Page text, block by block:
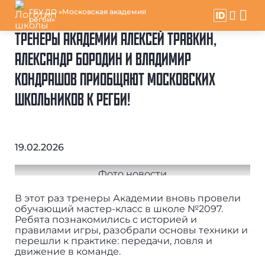
ГБУ ДО «Московская академия
регби»
ТРЕНЕРЫ АКАДЕМИИ АЛЕКСЕЙ ТРАВКИН,
АЛЕКСАНДР БОРОДИН И ВЛАДИМИР
КОНДРАШОВ ПРИОБЩАЮТ МОСКОВСКИХ
ШКОЛЬНИКОВ К РЕГБИ!
19.02.2026
В этот раз тренеры Академии вновь провели
обучающий мастер-класс в школе №2097.
Ребята познакомились с историей и
правилами игры, разобрали основы техники и
перешли к практике: передачи, ловля и
движение в команде.